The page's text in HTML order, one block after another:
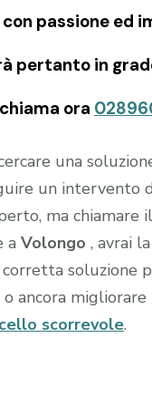
passione ed
pertanto in
ora
una
un intervento
ma
a Volongo , avrai
soluzione
o ancora
scorrevole.